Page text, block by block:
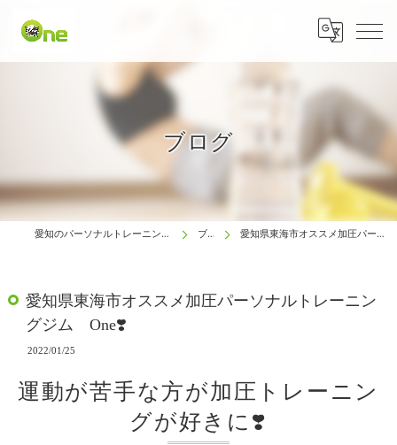
ブログ
愛知のパーソナルトレーニングは生涯動ける体研究所 One ブログ 愛知県東海市オススメ加圧パーソナルトレーニングジム One❣️
愛知県東海市オススメ加圧パーソナルトレーニン
グジム One❣️
2022/01/25
運動が苦手な方が加圧トレーニン
グが好きに❣️